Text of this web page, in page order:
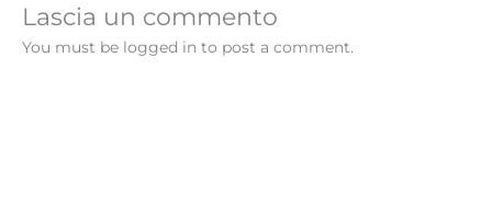
Lascia un commento
You must be logged in to post a comment.